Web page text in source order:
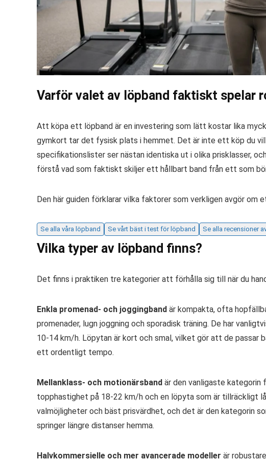
Varför valet av löpband faktiskt spelar
Att köpa ett löpband är en investering som lätt kostar lika
gymkort tar det fysisk plats i hemmet. Det är inte ett köp du
specifikationslister ser nästan identiska ut i olika prisklasser,
förstå vad som faktiskt skiljer ett hållbart band från ett som
Den här guiden förklarar vilka faktorer som verkligen avgör om
Se alla våra löpband Se vårt bäst i test för löpband Se alla recensioner
Vilka typer av löpband finns?
Det finns i praktiken tre kategorier att förhålla sig till när du
Enkla promenad- och joggingband är kompakta, ofta
promenader, lugn joggning och sporadisk träning. De har
10-14 km/h. Löpytan är kort och smal, vilket gör att de passar
ett ordentligt tempo.
Mellanklass- och motionärsband är den vanligaste kategorin
topphastighet på 18-22 km/h och en löpyta som är tillräckligt
valmöjligheter och bäst prisvärdhet, och det är den kategorin
springer längre distanser hemma.
Halvkommersielle och mer avancerade modeller är